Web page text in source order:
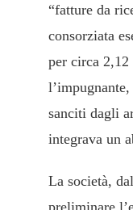
“fatture da
consorziata
per circa
sanciti dagli
integrava un
La società,
preliminare